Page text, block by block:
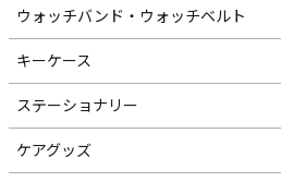
ウォッチバンド・ウォッチベルト
キーケース
ステーショナリー
ケアグッズ